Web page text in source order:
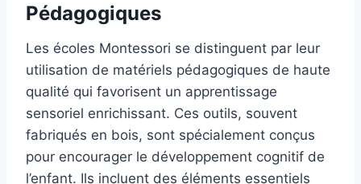
Pédagogiques
Les écoles Montessori se distinguent par leur
utilisation de matériels pédagogiques de haute
qualité qui favorisent un apprentissage
sensoriel enrichissant. Ces outils, souvent
fabriqués en bois, sont spécialement conçus
pour encourager le développement cognitif de
l’enfant. Ils incluent des éléments essentiels